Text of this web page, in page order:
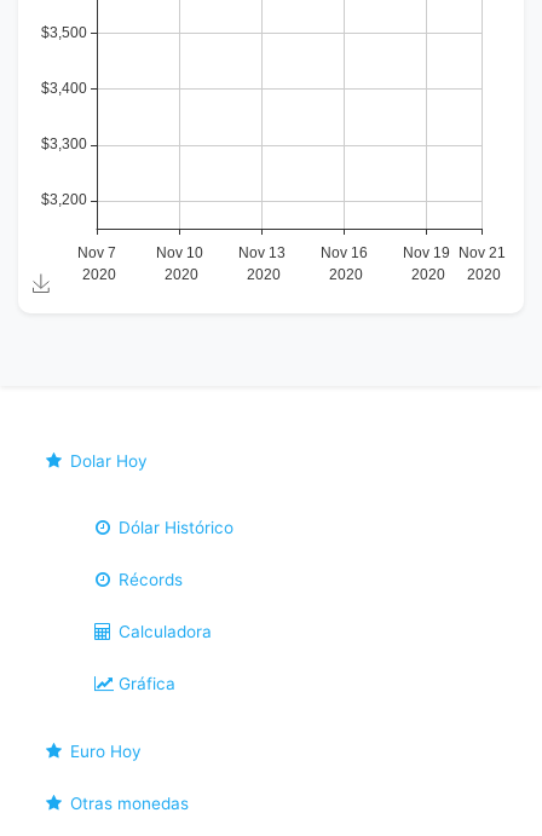
Dolar Hoy
Dólar Histórico
Récords
Calculadora
Gráfica
Euro Hoy
Otras monedas